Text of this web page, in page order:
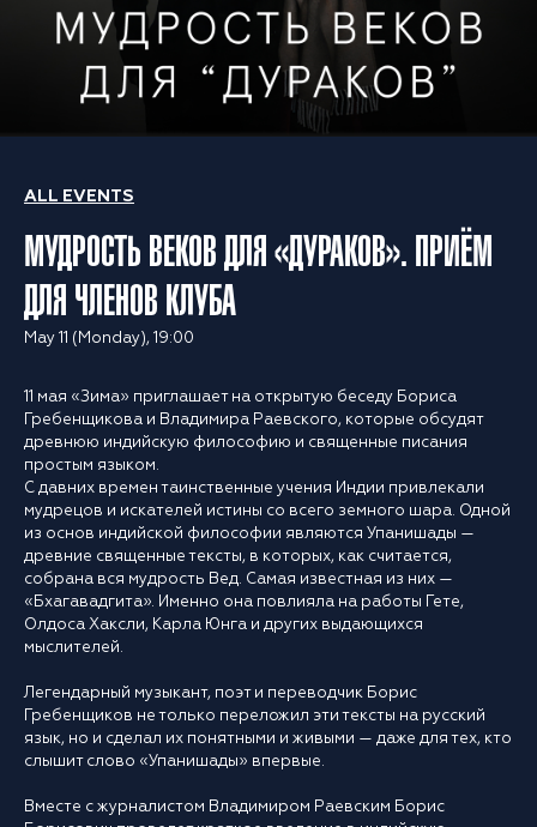
ALL EVENTS
МУДРОСТЬ ВЕКОВ ДЛЯ «ДУРАКОВ». ПРИЁМ
ДЛЯ ЧЛЕНОВ КЛУБА
May 11 (Monday), 19:00
11 мая «Зима» приглашает на открытую беседу Бориса
Гребенщикова и Владимира Раевского, которые обсудят
древнюю индийскую философию и священные писания
простым языком.
С давних времен таинственные учения Индии привлекали
мудрецов и искателей истины со всего земного шара. Одной
из основ индийской философии являются Упанишады —
древние священные тексты, в которых, как считается,
собрана вся мудрость Вед. Самая известная из них —
«Бхагавадгита». Именно она повлияла на работы Гете,
Олдоса Хаксли, Карла Юнга и других выдающихся
мыслителей.
Легендарный музыкант, поэт и переводчик Борис
Гребенщиков не только переложил эти тексты на русский
язык, но и сделал их понятными и живыми — даже для тех, кто
слышит слово «Упанишады» впервые.
Вместе с журналистом Владимиром Раевским Борис